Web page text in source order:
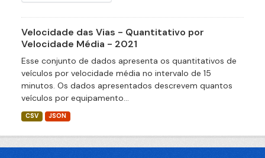
Velocidade das Vias - Quantitativo por
Velocidade Média - 2021
Esse conjunto de dados apresenta os quantitativos de
veículos por velocidade média no intervalo de 15
minutos. Os dados apresentados descrevem quantos
veículos por equipamento...
CSV JSON